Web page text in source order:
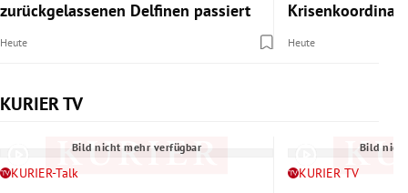
zurückgelassenen Delfinen passiert
Heute Heute
KURIER TV
Slide 1 von 6
Bild nicht mehr verfügbar
KURIER-Talk
Bild
KURIER TV